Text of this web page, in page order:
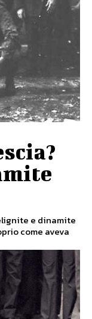
e dinamite
come aveva